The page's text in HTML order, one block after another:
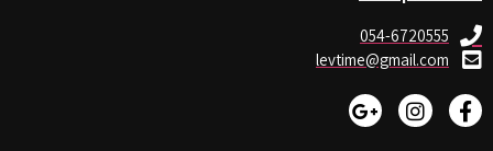
054-6720555
levtime@gmail.com